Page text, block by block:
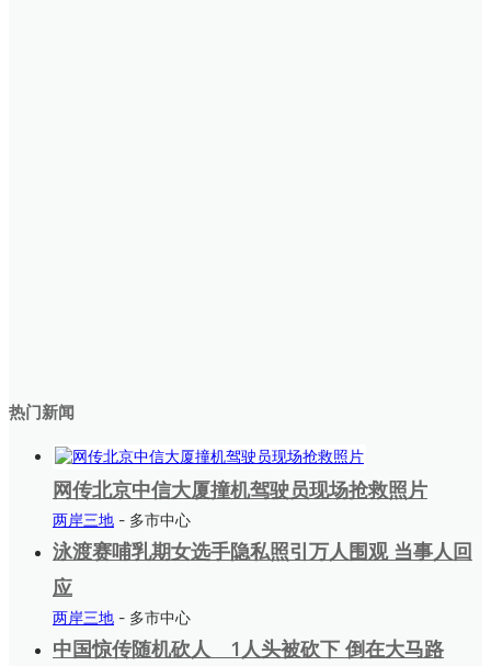
热门新闻
网传北京中信大厦撞机驾驶员现场抢救照片
两岸三地 - 多市中心
泳渡赛哺乳期女选手隐私照引万人围观 当事人回
应
两岸三地 - 多市中心
中国惊传随机砍人 1人头被砍下 倒在大马路